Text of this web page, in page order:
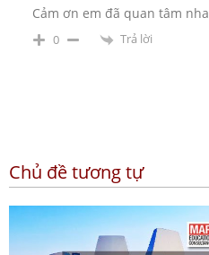
Cảm ơn em đã quan tâm nha
0 Trả lời
Chủ đề tương tự